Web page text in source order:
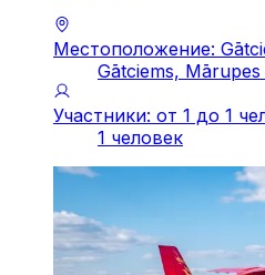
Местоположение:
Gātciems,
Участники: от 1 до 1
1 человек